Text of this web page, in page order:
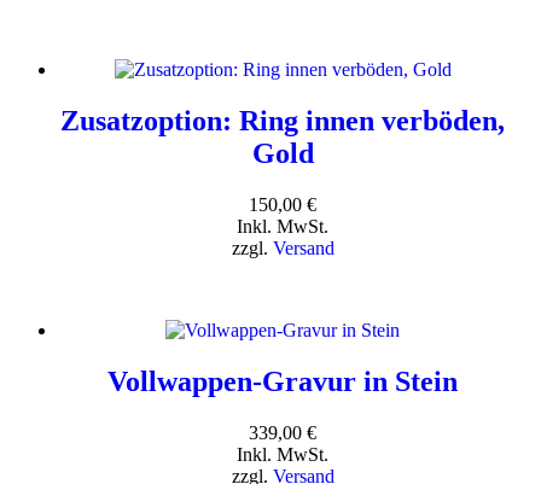
Zusatzoption: Ring innen verböden,
Gold
150,00 €
Inkl. MwSt.
zzgl. Versand
Vollwappen-Gravur in Stein
339,00 €
Inkl. MwSt.
zzgl. Versand